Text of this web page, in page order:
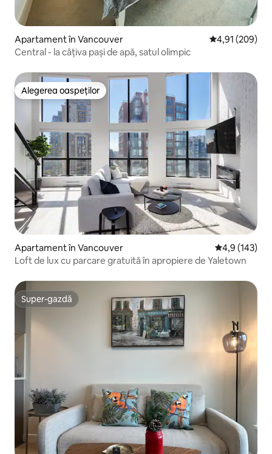
Apartament în Vancouver Scor mediu de
4,91 (209)
Central - la câțiva pași de apă, satul olimpic
Alegerea oaspeților
Alegerea oaspeților
Apartament în Vancouver Scor mediu
4,9 (143)
Loft de lux cu parcare gratuită în apropiere de Yaletown
Super-gazdă
Super-gazdă